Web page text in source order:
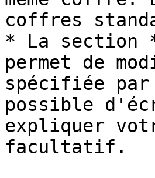
coffres
* La section
permet de
spécifiée
possible
expliquer
facultatif.